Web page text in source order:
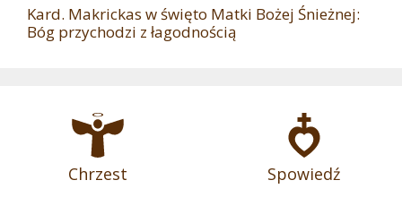
Kard. Makrickas w święto Matki Bożej Śnieżnej:
Bóg przychodzi z łagodnością
Chrzest Spowiedź